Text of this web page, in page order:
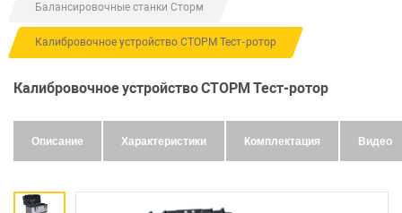
БРЕНДЫ
Коммерческий отдел:
Балансировочные станки Сторм
Калибровочное устройство СТОРМ Тест-ротор
Калибровочное устройство СТОРМ Тест-ротор
Описание Характеристики Комплектация Видео